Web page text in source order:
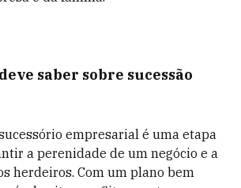
saber sobre sucessão
empresarial é uma etapa
a perenidade de um negócio e a
herdeiros. Com um plano bem